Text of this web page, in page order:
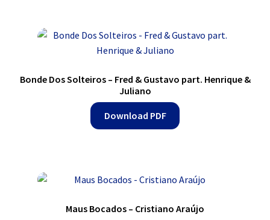
Bonde Dos Solteiros – Fred & Gustavo part. Henrique &
Juliano
Download PDF
Maus Bocados – Cristiano Araújo